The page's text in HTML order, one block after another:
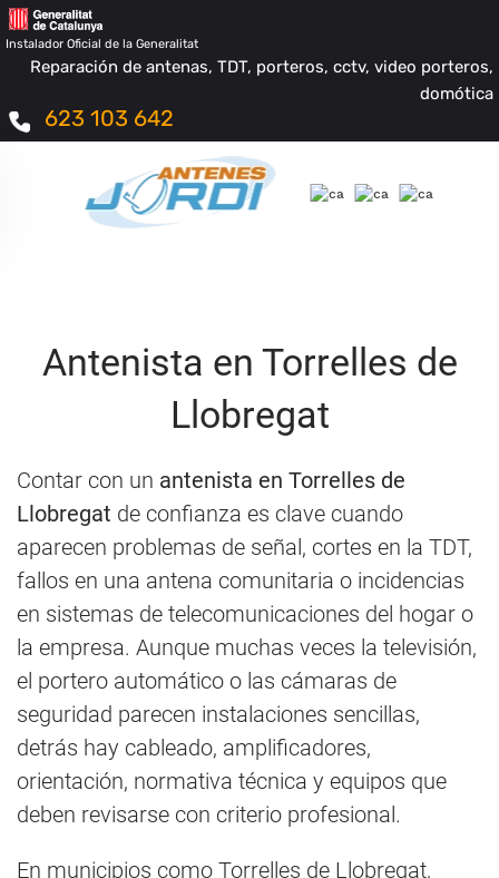
Instalador Oficial de la Generalitat
Reparación de antenas, TDT, porteros, cctv, video porteros,
domótica
623 103 642
Antenista en Torrelles de
Llobregat
Contar con un antenista en Torrelles de
Llobregat de confianza es clave cuando
aparecen problemas de señal, cortes en la TDT,
fallos en una antena comunitaria o incidencias
en sistemas de telecomunicaciones del hogar o
la empresa. Aunque muchas veces la televisión,
el portero automático o las cámaras de
seguridad parecen instalaciones sencillas,
detrás hay cableado, amplificadores,
orientación, normativa técnica y equipos que
deben revisarse con criterio profesional.
En municipios como Torrelles de Llobregat,